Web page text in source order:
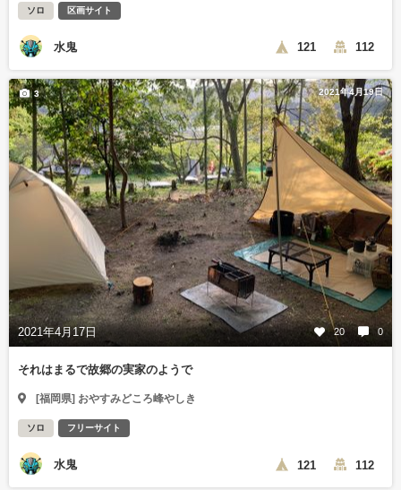
ソロ 区画サイト
水鬼 121 112
2021年4月19日
2021年4月17日 20 0
3
それはまるで故郷の実家のようで
[福岡県] おやすみどころ峰やしき
ソロ フリーサイト
水鬼 121 112